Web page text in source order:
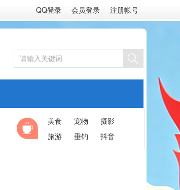
QQ登录 会员登录 注册帐号
美食 宠物
摄影
旅游
垂钓 抖音